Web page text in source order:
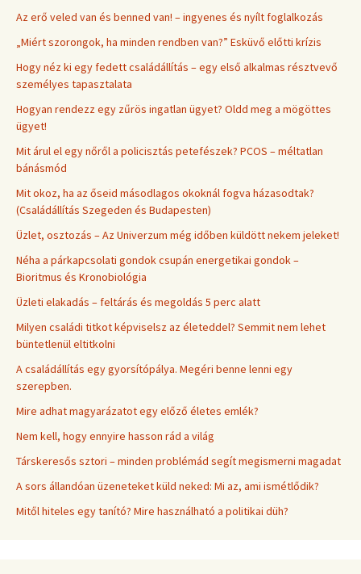
Az erő veled van és benned van! – ingyenes és nyílt foglalkozás
„Miért szorongok, ha minden rendben van?” Esküvő előtti krízis
Hogy néz ki egy fedett családállítás – egy első alkalmas résztvevő
személyes tapasztalata
Hogyan rendezz egy zűrös ingatlan ügyet? Oldd meg a mögöttes
ügyet!
Mit árul el egy nőről a policisztás petefészek? PCOS – méltatlan
bánásmód
Mit okoz, ha az őseid másodlagos okoknál fogva házasodtak?
(Családállítás Szegeden és Budapesten)
Üzlet, osztozás – Az Univerzum még időben küldött nekem jeleket!
Néha a párkapcsolati gondok csupán energetikai gondok –
Bioritmus és Kronobiológia
Üzleti elakadás – feltárás és megoldás 5 perc alatt
Milyen családi titkot képviselsz az életeddel? Semmit nem lehet
büntetlenül eltitkolni
A családállítás egy gyorsítópálya. Megéri benne lenni egy
szerepben.
Mire adhat magyarázatot egy előző életes emlék?
Nem kell, hogy ennyire hasson rád a világ
Társkeresős sztori – minden problémád segít megismerni magadat
A sors állandóan üzeneteket küld neked: Mi az, ami ismétlődik?
Mitől hiteles egy tanító? Mire használható a politikai düh?